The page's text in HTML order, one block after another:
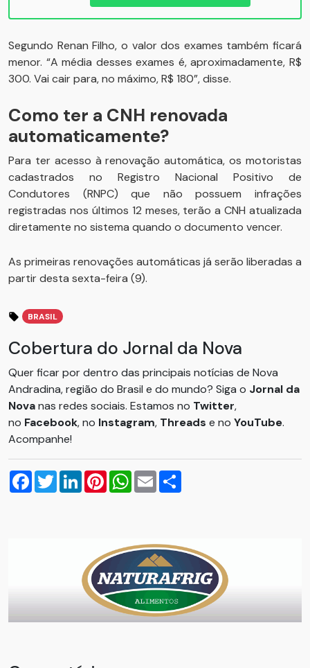
Segundo Renan Filho, o valor dos exames também ficará
menor. “A média desses exames é, aproximadamente, R$
300. Vai cair para, no máximo, R$ 180”, disse.
Como ter a CNH renovada
automaticamente?
Para ter acesso à renovação automática, os motoristas
cadastrados no Registro Nacional Positivo de
Condutores (RNPC) que não possuem infrações
registradas nos últimos 12 meses, terão a CNH atualizada
diretamente no sistema quando o documento vencer.
As primeiras renovações automáticas já serão liberadas a
partir desta sexta-feira (9).
BRASIL
Cobertura do Jornal da Nova
Quer ficar por dentro das principais notícias de Nova
Andradina, região do Brasil e do mundo? Siga o Jornal da
Novanas redes sociais. Estamos no Twitter,
no Facebook, no Instagram, Threads e no YouTube.
Acompanhe!
Facebook
TwitterLinkedInPinterestWhatsApp
Email